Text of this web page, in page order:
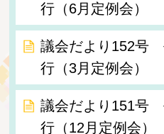
行（6月定例会）
議会だより152号
行（3月定例会）
議会だより151号
行（12月定例会）